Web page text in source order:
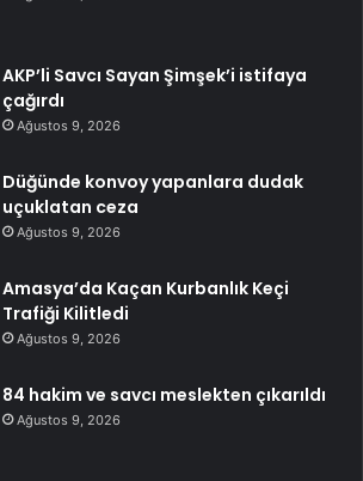
AKP’li Savcı Sayan Şimşek’i istifaya
çağırdı
Ağustos 9, 2026
Düğünde konvoy yapanlara dudak
uçuklatan ceza
Ağustos 9, 2026
Amasya’da Kaçan Kurbanlık Keçi
Trafiği Kilitledi
Ağustos 9, 2026
84 hakim ve savcı meslekten çıkarıldı
Ağustos 9, 2026